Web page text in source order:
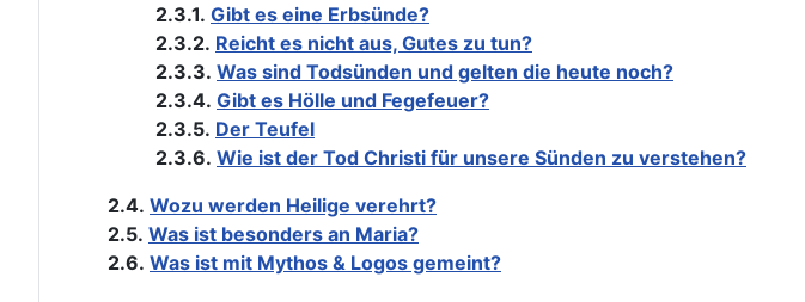
2.3.1. Gibt es eine Erbsünde?
2.3.2. Reicht es nicht aus, Gutes zu tun?
2.3.3. Was sind Todsünden und gelten die heute noch?
2.3.4. Gibt es Hölle und Fegefeuer?
2.3.5. Der Teufel
2.3.6. Wie ist der Tod Christi für unsere Sünden zu verstehen?
2.4. Wozu werden Heilige verehrt?
2.5. Was ist besonders an Maria?
2.6. Was ist mit Mythos & Logos gemeint?